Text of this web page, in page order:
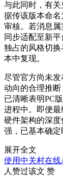
与此同时，有关
据传该版本命名
审核。若消息
同步适配至新
独占的风格切
本中复现。
尽管官方尚未
动向的合理推断
已清晰表明PC
进程中。即便
硬件架构的深
强，已基本确定
展开全文
使用中关村在
人赞过该文 赞